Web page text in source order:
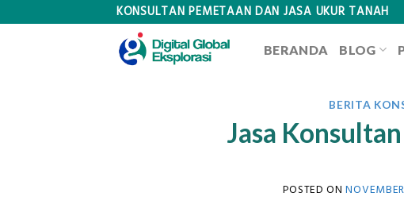
KONSULTAN PEMETAAN DAN JASA UKUR TANAH
BERANDA BLOG
BERITA
Jasa
POSTED ON